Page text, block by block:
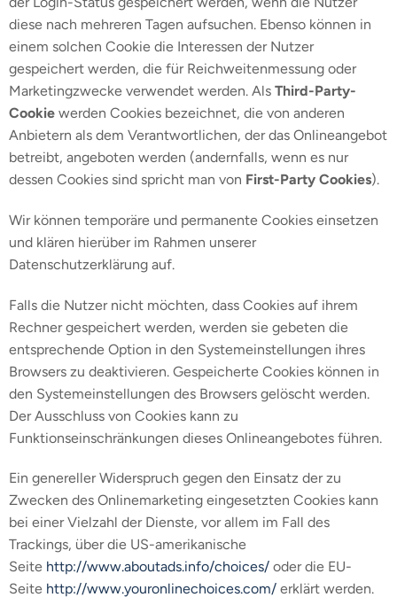
diese nach mehreren Tagen aufsuchen. Ebenso können in
einem solchen Cookie die Interessen der Nutzer
gespeichert werden, die für Reichweitenmessung oder
Marketingzwecke verwendet werden. Als Third-Party-
Cookie werden Cookies bezeichnet, die von anderen
Anbietern als dem Verantwortlichen, der das Onlineangebot
betreibt, angeboten werden (andernfalls, wenn es nur
dessen Cookies sind spricht man von First-Party Cookies).
Wir können temporäre und permanente Cookies einsetzen
und klären hierüber im Rahmen unserer
Datenschutzerklärung auf.
Falls die Nutzer nicht möchten, dass Cookies auf ihrem
Rechner gespeichert werden, werden sie gebeten die
entsprechende Option in den Systemeinstellungen ihres
Browsers zu deaktivieren. Gespeicherte Cookies können in
den Systemeinstellungen des Browsers gelöscht werden.
Der Ausschluss von Cookies kann zu
Funktionseinschränkungen dieses Onlineangebotes führen.
Ein genereller Widerspruch gegen den Einsatz der zu
Zwecken des Onlinemarketing eingesetzten Cookies kann
bei einer Vielzahl der Dienste, vor allem im Fall des
Trackings, über die US-amerikanische
Seite http://www.aboutads.info/choices/ oder die EU-
Seite http://www.youronlinechoices.com/ erklärt werden.